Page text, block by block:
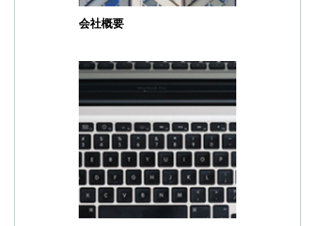
会社概要